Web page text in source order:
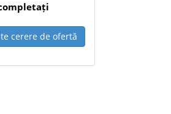
cerere de ofertă